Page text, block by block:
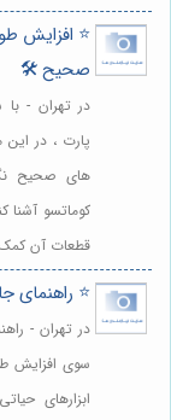
⭐️ افزایش
صحیح 🛠️
در تهران - با
پارت ، در
های صحیح
کوماتسو آشنا
قطعات آن
⭐️ راهنمای
در تهران -
سوی افزایش
ابزارهای